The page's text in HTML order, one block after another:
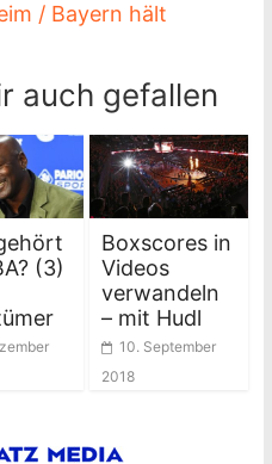
/ Bayern hält
auch gefallen
(3)
Boxscores in
Videos
verwandeln
– mit Hudl
10. September
2018